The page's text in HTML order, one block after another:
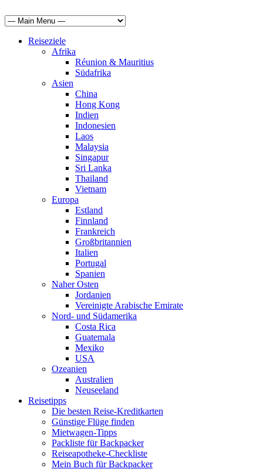
Reiseziele
Afrika
Réunion & Mauritius
Südafrika
Asien
China
Hong Kong
Indien
Indonesien
Laos
Malaysia
Singapur
Sri Lanka
Thailand
Vietnam
Europa
Estland
Finnland
Frankreich
Großbritannien
Italien
Portugal
Spanien
Naher Osten
Jordanien
Vereinigte Arabische Emirate
Nord- und Südamerika
Costa Rica
Guatemala
Mexiko
USA
Ozeanien
Australien
Neuseeland
Reisetipps
Die besten Reise-Kreditkarten
Günstige Flüge finden
Mietwagen-Tipps
Packliste für Backpacker
Reiseapotheke-Checkliste
Mein Buch für Backpacker